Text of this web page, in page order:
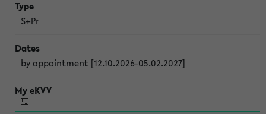
S+Pr
by appointment [12.10.2026-05.02.2027]